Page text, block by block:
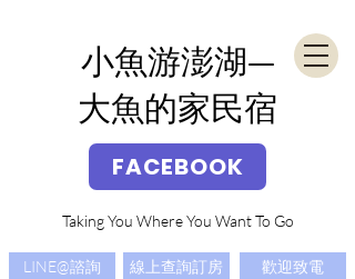
​小魚游澎湖—
大魚的家民宿
FACEBOOK
Taking You Where You Want To Go
LINE@諮詢 線上查詢訂房 歡迎致電